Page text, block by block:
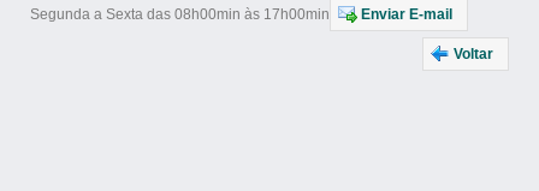
Segunda a Sexta das 08h00min às 17h00min Enviar E-mail
Voltar